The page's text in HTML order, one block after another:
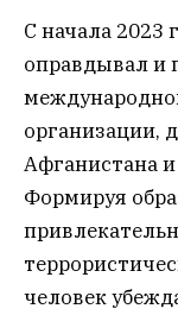
С начала 2023
оправдывал и
организации,
Афганистана
Формируя
человек